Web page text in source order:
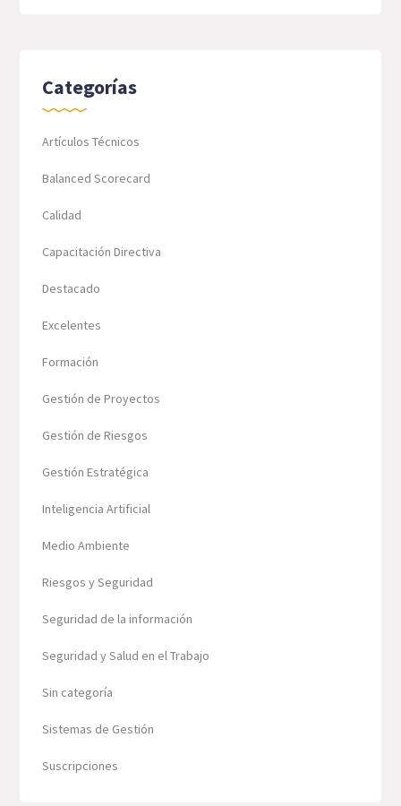
Categorías
Artículos Técnicos
Balanced Scorecard
Calidad
Capacitación Directiva
Destacado
Excelentes
Formación
Gestión de Proyectos
Gestión de Riesgos
Gestión Estratégica
Inteligencia Artificial
Medio Ambiente
Riesgos y Seguridad
Seguridad de la información
Seguridad y Salud en el Trabajo
Sin categoría
Sistemas de Gestión
Suscripciones